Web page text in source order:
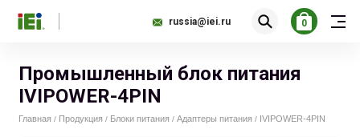
russia@iei.ru 0
Промышленный блок питания
IVIPOWER-4PIN
Главная / Продукция / Блоки питания / Адаптеры питания / IVIPOWER-4PIN